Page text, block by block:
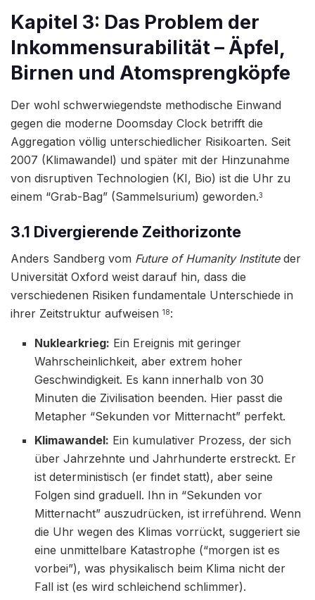
Kapitel 3: Das Problem der
Inkommensurabilität – Äpfel,
Birnen und Atomsprengköpfe
Der wohl schwerwiegendste methodische Einwand
gegen die moderne Doomsday Clock betrifft die
Aggregation völlig unterschiedlicher Risikoarten. Seit
2007 (Klimawandel) und später mit der Hinzunahme
von disruptiven Technologien (KI, Bio) ist die Uhr zu
einem “Grab-Bag” (Sammelsurium) geworden.3
3.1 Divergierende Zeithorizonte
Anders Sandberg vom Future of Humanity Instituteder
Universität Oxford weist darauf hin, dass die
verschiedenen Risiken fundamentale Unterschiede in
ihrer Zeitstruktur aufweisen 18:
Nuklearkrieg: Ein Ereignis mit geringer
Wahrscheinlichkeit, aber extrem hoher
Geschwindigkeit. Es kann innerhalb von 30
Minuten die Zivilisation beenden. Hier passt die
Metapher “Sekunden vor Mitternacht” perfekt.
Klimawandel: Ein kumulativer Prozess, der sich
über Jahrzehnte und Jahrhunderte erstreckt. Er
ist deterministisch (er findet statt), aber seine
Folgen sind graduell. Ihn in “Sekunden vor
Mitternacht” auszudrücken, ist irreführend. Wenn
die Uhr wegen des Klimas vorrückt, suggeriert sie
eine unmittelbare Katastrophe (“morgen ist es
vorbei”), was physikalisch beim Klima nicht der
Fall ist (es wird schleichend schlimmer).